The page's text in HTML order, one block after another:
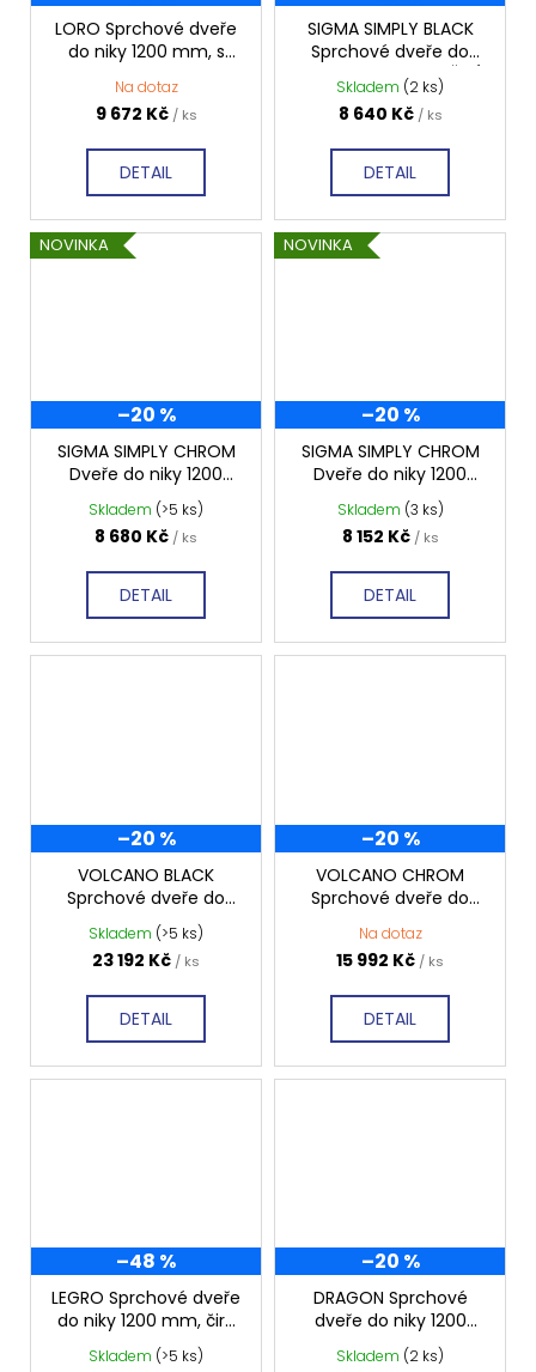
LORO Sprchové dveře
do niky 1200 mm, s
GN4612
Na dotaz
9 672 Kč / ks
DETAIL
SIGMA SIMPLY BLACK
Sprchové dveře do
niky 1200mm, sklo ČIRÉ,
GS1112B
Skladem (2 ks)
8 640 Kč / ks
DETAIL
NOVINKA
–20 %
SIGMA SIMPLY CHROM
Dveře do niky 1200
mm, sklo BRICK,
GS4212
Skladem (>5 ks)
8 680 Kč / ks
DETAIL
NOVINKA
–20 %
SIGMA SIMPLY CHROM
Dveře do niky 1200
mm, čiré sklo, GS1112
Skladem (3 ks)
8 152 Kč / ks
DETAIL
–20 %
VOLCANO BLACK
Sprchové dveře do
niky 1200mm, čiré sklo,
GV1412
Skladem (>5 ks)
23 192 Kč / ks
DETAIL
–20 %
VOLCANO CHROM
Sprchové dveře do
GV1012
Na dotaz
15 992 Kč / ks
DETAIL
–48 %
LEGRO Sprchové dveře
do niky 1200 mm, čiré
sklo, GL1212
Skladem (>5 ks)
–20 %
DRAGON Sprchové
dveře do niky 1200
mm, čiré sklo, GD4612
Skladem (2 ks)